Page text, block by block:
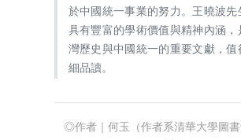
於中國統一事業的努力。王曉波先
具有豐富的學術價值與精神內涵，
灣歷史與中國統一的重要文獻，值
細品讀。
◎作者｜何玉（作者系清華大學圖